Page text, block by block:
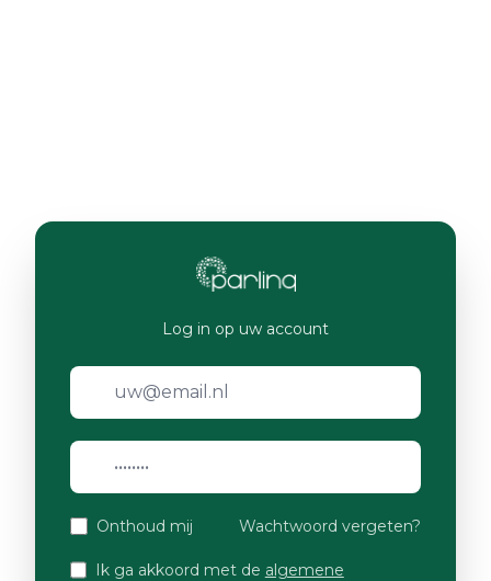
Log in op uw account
Onthoud mij Wachtwoord vergeten?
Ik ga akkoord met de algemene